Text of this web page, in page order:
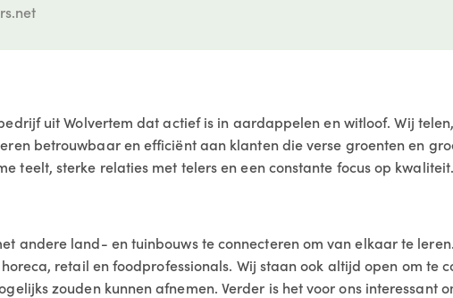
uit Wolvertem dat actief is in aardappelen en witloof. Wij
betrouwbaar en efficiënt aan klanten die verse groenten en
teelt, sterke relaties met telers en een constante focus op kwaliteit.
andere land- en tuinbouws te connecteren om van elkaar te
retail en foodprofessionals. Wij staan ook altijd open om te
zouden kunnen afnemen. Verder is het voor ons interessant